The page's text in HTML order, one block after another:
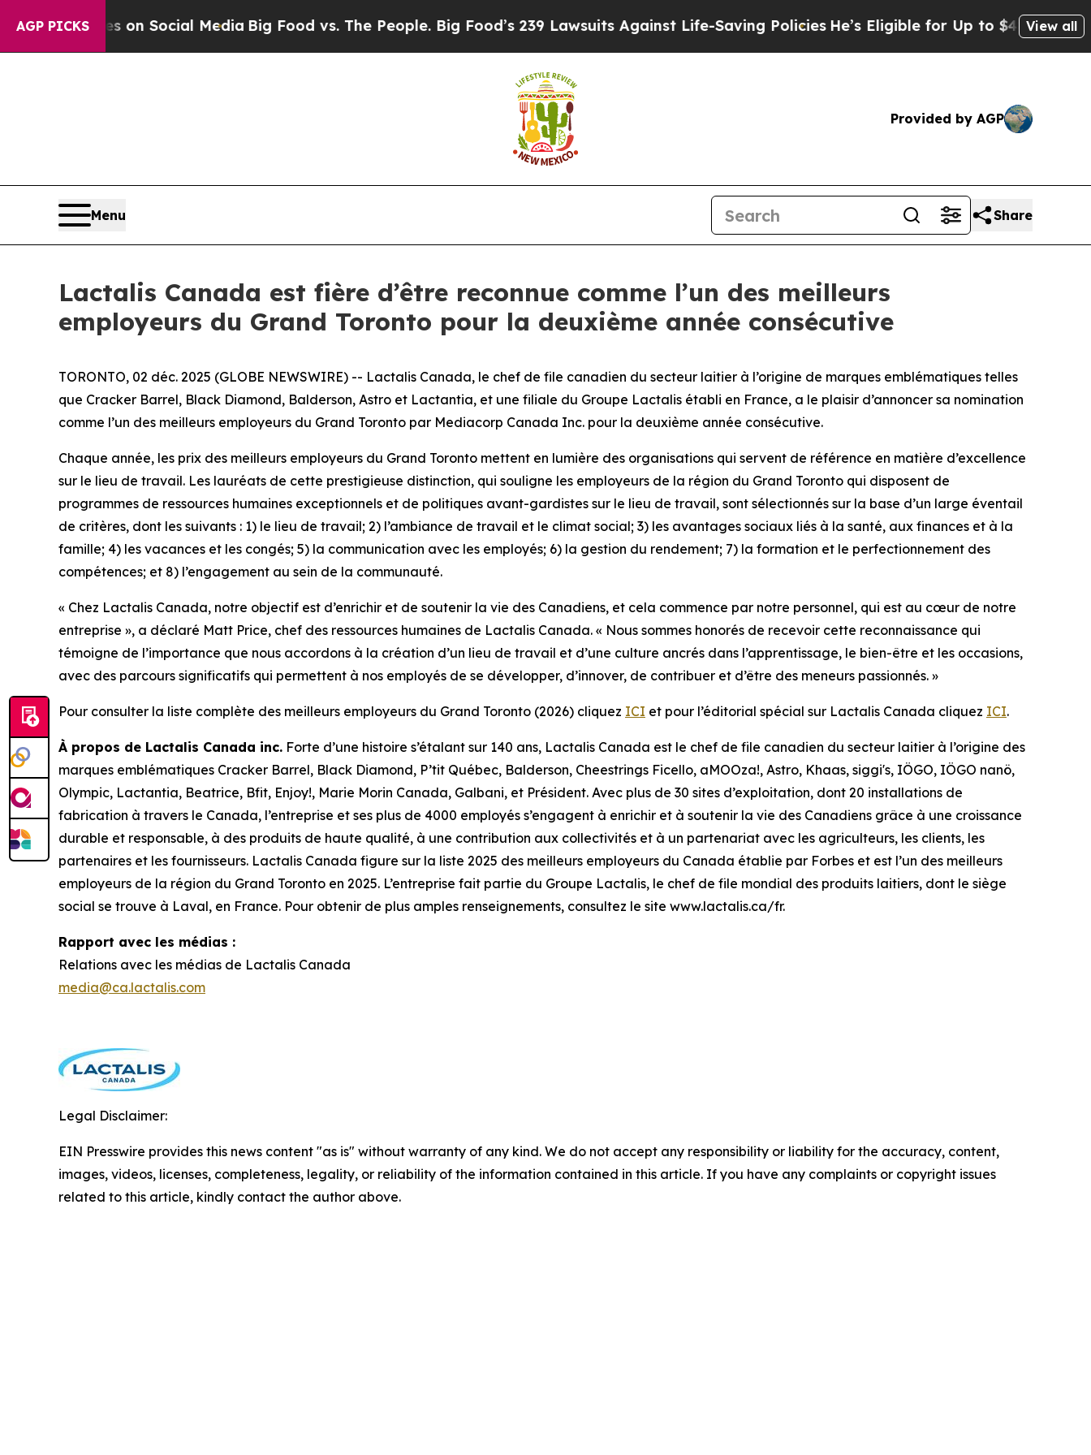
AGP PICKSon Social Media Big Food vs. The People. Big Food’s 239 Lawsuits Against Life-Saving PoliciesHe’s Eligible for Up to $480,000 After
View all
Provided by AGP
Menu Share
Lactalis Canada est fière d’être reconnue comme l’un des meilleurs
employeurs du Grand Toronto pour la deuxième année consécutive
TORONTO, 02 déc. 2025 (GLOBE NEWSWIRE) -- Lactalis Canada, le chef de file canadien du secteur laitier à l’origine de marques emblématiques telles
que Cracker Barrel, Black Diamond, Balderson, Astro et Lactantia, et une filiale du Groupe Lactalis établi en France, a le plaisir d’annoncer sa nomination
comme l’un des meilleurs employeurs du Grand Toronto par Mediacorp Canada Inc. pour la deuxième année consécutive.
Chaque année, les prix des meilleurs employeurs du Grand Toronto mettent en lumière des organisations qui servent de référence en matière d’excellence
sur le lieu de travail. Les lauréats de cette prestigieuse distinction, qui souligne les employeurs de la région du Grand Toronto qui disposent de
programmes de ressources humaines exceptionnels et de politiques avant-gardistes sur le lieu de travail, sont sélectionnés sur la base d’un large éventail
de critères, dont les suivants : 1) le lieu de travail; 2) l’ambiance de travail et le climat social; 3) les avantages sociaux liés à la santé, aux finances et à la
famille; 4) les vacances et les congés; 5) la communication avec les employés; 6) la gestion du rendement; 7) la formation et le perfectionnement des
compétences; et 8) l’engagement au sein de la communauté.
« Chez Lactalis Canada, notre objectif est d’enrichir et de soutenir la vie des Canadiens, et cela commence par notre personnel, qui est au cœur de notre
entreprise », a déclaré Matt Price, chef des ressources humaines de Lactalis Canada. « Nous sommes honorés de recevoir cette reconnaissance qui
témoigne de l’importance que nous accordons à la création d’un lieu de travail et d’une culture ancrés dans l’apprentissage, le bien-être et les occasions,
avec des parcours significatifs qui permettent à nos employés de se développer, d’innover, de contribuer et d’être des meneurs passionnés. »
Pour consulter la liste complète des meilleurs employeurs du Grand Toronto (2026) cliquez ICI et pour l’éditorial spécial sur Lactalis Canada cliquez ICI.
À propos de Lactalis Canada inc. Forte d’une histoire s’étalant sur 140 ans, Lactalis Canada est le chef de file canadien du secteur laitier à l’origine des
marques emblématiques Cracker Barrel, Black Diamond, P’tit Québec, Balderson, Cheestrings Ficello, aMOOza!, Astro, Khaas, siggi's, IÖGO, IÖGO nanö,
Olympic, Lactantia, Beatrice, Bfit, Enjoy!, Marie Morin Canada, Galbani, et Président. Avec plus de 30 sites d’exploitation, dont 20 installations de
fabrication à travers le Canada, l’entreprise et ses plus de 4000 employés s’engagent à enrichir et à soutenir la vie des Canadiens grâce à une croissance
durable et responsable, à des produits de haute qualité, à une contribution aux collectivités et à un partenariat avec les agriculteurs, les clients, les
partenaires et les fournisseurs. Lactalis Canada figure sur la liste 2025 des meilleurs employeurs du Canada établie par Forbes et est l’un des meilleurs
employeurs de la région du Grand Toronto en 2025. L’entreprise fait partie du Groupe Lactalis, le chef de file mondial des produits laitiers, dont le siège
social se trouve à Laval, en France. Pour obtenir de plus amples renseignements, consultez le site www.lactalis.ca/fr.
Rapport avec les médias :
Relations avec les médias de Lactalis Canada
media@ca.lactalis.com
Legal Disclaimer:
EIN Presswire provides this news content "as is" without warranty of any kind. We do not accept any responsibility or liability for the accuracy, content,
images, videos, licenses, completeness, legality, or reliability of the information contained in this article. If you have any complaints or copyright issues
related to this article, kindly contact the author above.